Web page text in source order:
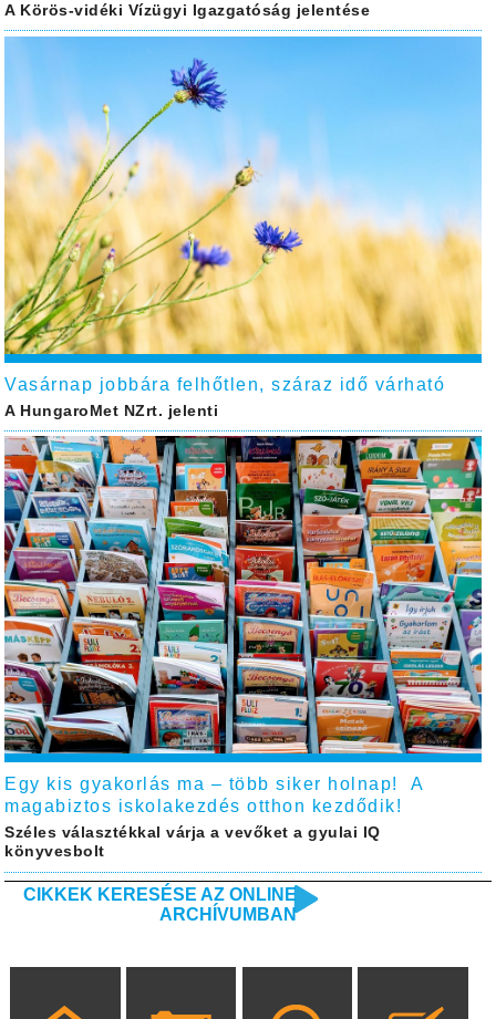
A Körös-vidéki Vízügyi Igazgatóság jelentése
Vasárnap jobbára felhőtlen, száraz idő várható
A HungaroMet NZrt. jelenti
Egy kis gyakorlás ma – több siker holnap! A
magabiztos iskolakezdés otthon kezdődik!
Széles választékkal várja a vevőket a gyulai IQ
könyvesbolt
CIKKEK KERESÉSE AZ ONLINE
ARCHÍVUMBAN